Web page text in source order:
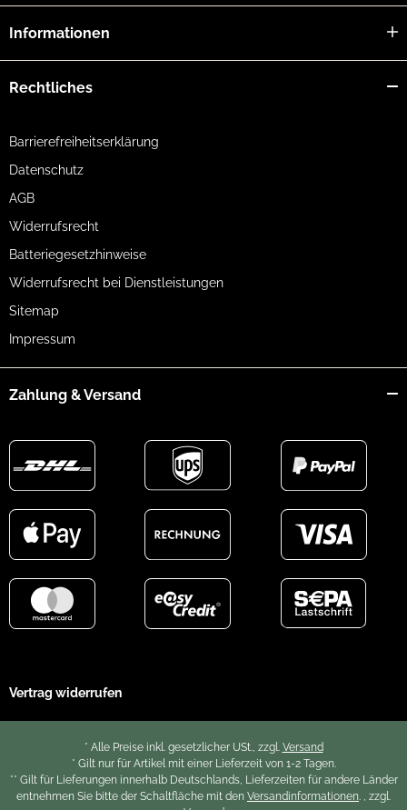
Informationen
Rechtliches
Barrierefreiheitserklärung
Datenschutz
AGB
Widerrufsrecht
Batteriegesetzhinweise
Widerrufsrecht bei Dienstleistungen
Sitemap
Impressum
Zahlung & Versand
Vertrag widerrufen
* Alle Preise inkl. gesetzlicher USt., zzgl. Versand
* Gilt nur für Artikel mit einer Lieferzeit von 1-2 Tagen.
** Gilt für Lieferungen innerhalb Deutschlands, Lieferzeiten für andere Länder
entnehmen Sie bitte der Schaltfläche mit den Versandinformationen. , zzgl.